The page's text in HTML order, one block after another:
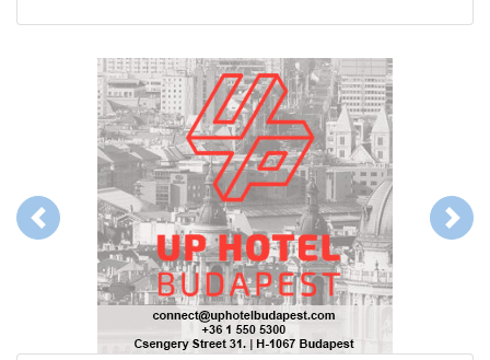
Previous Next